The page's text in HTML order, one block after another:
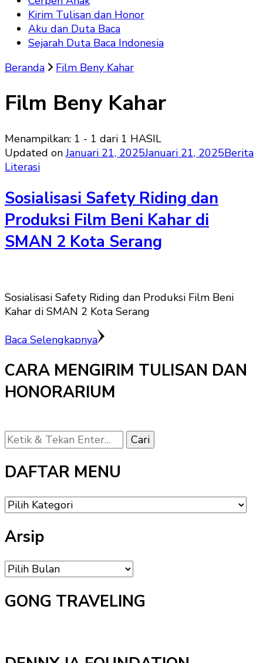
Kirim Tulisan dan Honor
Aku dan Duta Baca
Sejarah Duta Baca Indonesia
Beranda
Film Beny Kahar
Film Beny Kahar
Menampilkan: 1 - 1 dari 1 HASIL
Updated onJanuari 21, 2025Januari 21, 2025Berita
Literasi
Sosialisasi Safety Riding dan
Produksi Film Beni Kahar di
SMAN 2 Kota Serang
Sosialisasi Safety Riding dan Produksi Film Beni
Kahar di SMAN 2 Kota Serang
Baca Selengkapnya
CARA MENGIRIM TULISAN DAN
HONORARIUM
Mencari
Sesuatu?
DAFTAR MENU
DAFTAR
MENU
Arsip
Arsip
GONG TRAVELING